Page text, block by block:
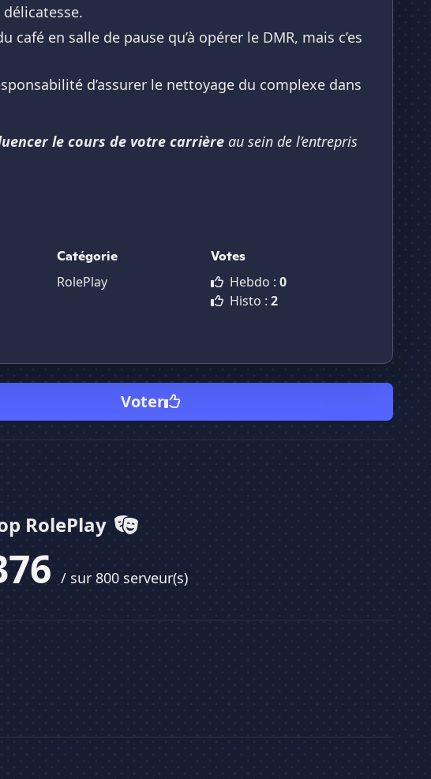
café en salle de pause qu’à opérer le DMR, mais c’es
d’assurer le nettoyage du complexe dans
le cours de votre carrière au sein de l’entrepris
Catégorie
RolePlay
Votes
Hebdo :0
Histo :2
Voter
RolePlay
/ sur 800 serveur(s)